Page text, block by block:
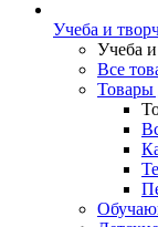
Учеба и
Учеба и
Все
Товары